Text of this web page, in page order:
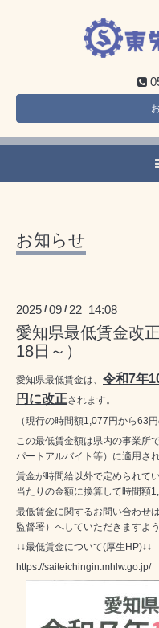
お知らせ
2025 /09 / 22 14:08
愛知県最低賃金改
18日～）
愛知県最低賃金は、 令和7年
円 に改正されます。
（現行の時間額1,077円から63円
この最低賃金額は県内の事業所
パートアルバイト等）に適用され
賃金が時間給以外で定められて
当たりの金額に換算して時間額
最低賃金に関するお問い合わせ
監督署）へしていただきますよ
↓↓最低賃金について(厚生HP)↓↓
https://saiteichingin.mhlw.go.jp/